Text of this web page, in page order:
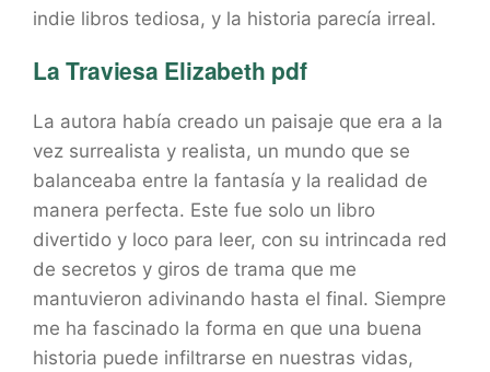
indie libros tediosa, y la historia parecía irreal.
La Traviesa Elizabeth pdf
La autora había creado un paisaje que era a la
vez surrealista y realista, un mundo que se
balanceaba entre la fantasía y la realidad de
manera perfecta. Este fue solo un libro
divertido y loco para leer, con su intrincada red
de secretos y giros de trama que me
mantuvieron adivinando hasta el final. Siempre
me ha fascinado la forma en que una buena
historia puede infiltrarse en nuestras vidas,